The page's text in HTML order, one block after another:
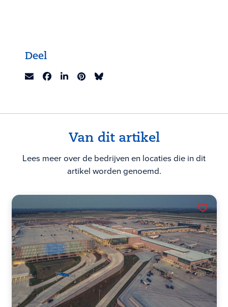
Deel
Van dit artikel
Lees meer over de bedrijven en locaties die in dit
artikel worden genoemd.